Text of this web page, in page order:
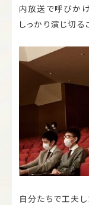
内放送で呼びかけ
しっかり演じ切る
自分たちで工夫